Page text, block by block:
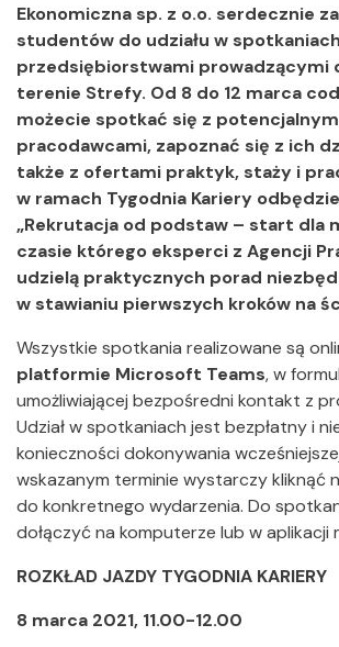
Ekonomiczna sp. z o.o. serdecznie
studentów do udziału w
przedsiębiorstwami prowadzącymi
terenie Strefy. Od 8 do 12 marca
możecie spotkać się z
pracodawcami, zapoznać się z ich
także z ofertami praktyk, staży i
w ramach Tygodnia Kariery
„Rekrutacja od podstaw – start dla
czasie którego eksperci z Agencji
udzielą praktycznych porad
w stawianiu pierwszych kroków na
Wszystkie spotkania realizowane są
platformie Microsoft Teams, w
umożliwiającej bezpośredni kontakt z
Udział w spotkaniach jest bezpłatny i
konieczności dokonywania
wskazanym terminie wystarczy kliknąć
do konkretnego wydarzenia. Do
dołączyć na komputerze lub w aplikacji
ROZKŁAD JAZDY TYGODNIA KARIERY
8 marca 2021, 11.00-12.00